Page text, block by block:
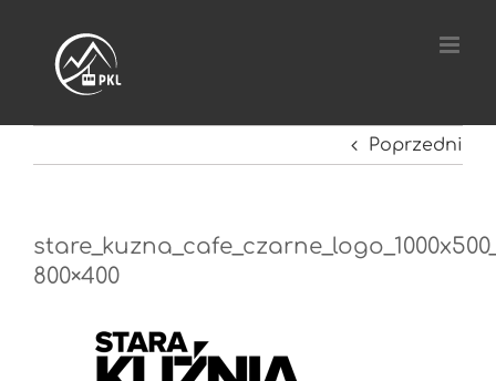
zawartości
Poprzedni
800×400